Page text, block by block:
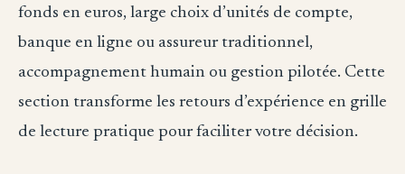
fonds en euros, large choix d’unités de compte,
banque en ligne ou assureur traditionnel,
accompagnement humain ou gestion pilotée. Cette
section transforme les retours d’expérience en grille
de lecture pratique pour faciliter votre décision.